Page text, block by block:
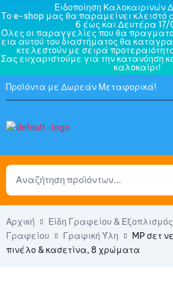
Ειδοποίηση Καλοκαιρινών
Το e-shop μας θα παραμείνει
6 έως και Δευτέρα
Όλες οι παραγγελίες που θα
εια αυτού του διαστήματος θα
κτελεστούν με σειρά
Σας ευχαριστούμε για την κατανόηση
καλοκαίρι!
Προϊόντα με Δωρεάν Μεταφορικά!
Αρχική Είδη Γραφείου & Εξοπλισμός
Γραφείου
Γραφική Ύλη
MP σετ
πινέλο & κασετίνα, 8 χρώματα